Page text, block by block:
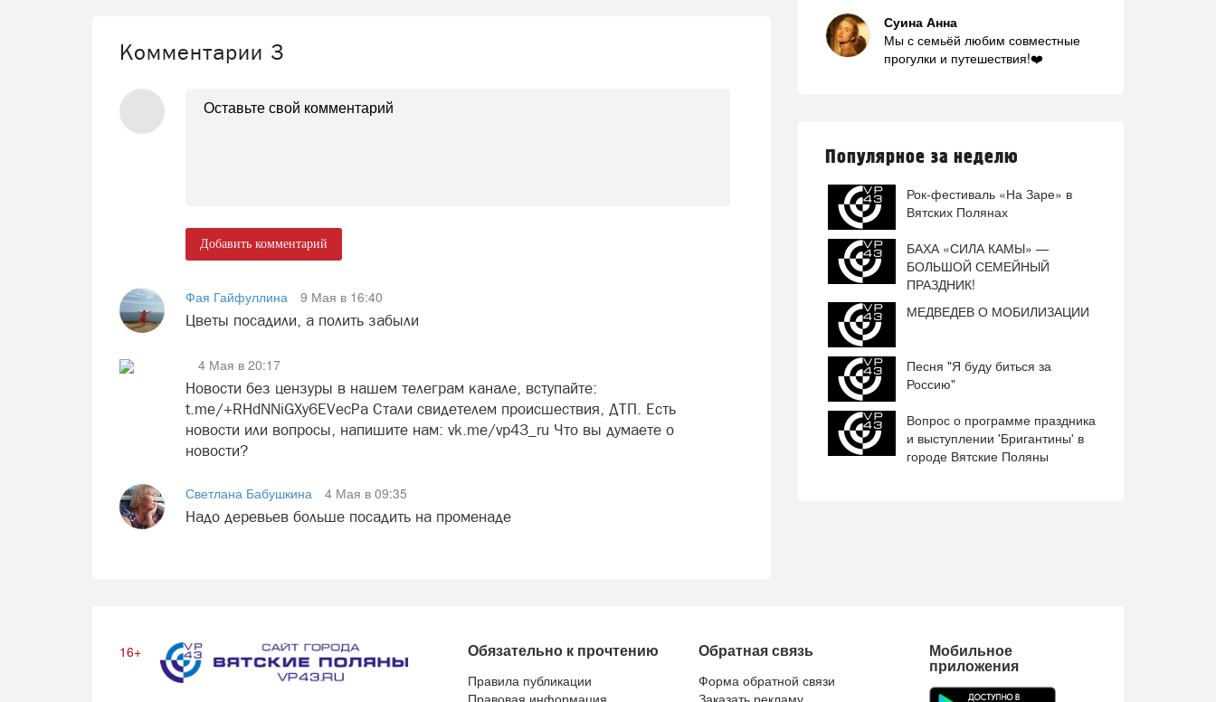
Комментарии 3
Добавить комментарий
Фая Гайфуллина
9 Мая в 16:40
Цветы посадили, а полить забыли
4 Мая в 20:17
Новости без цензуры в нашем телеграм канале, вступайте:
t.me/+RHdNNiGXy6EVecPa Стали свидетелем происшествия, ДТП. Есть
новости или вопросы, напишите нам: vk.me/vp43_ru Что вы думаете о
новости?
Светлана Бабушкина
4 Мая в 09:35
Надо деревьев больше посадить на променаде
Суина Анна
Мы с семьёй любим совместные
прогулки и путешествия!❤️
Популярное за неделю
Рок-фестиваль «На Заре» в
Вятских Полянах
БАХА «СИЛА КАМЫ» —
БОЛЬШОЙ СЕМЕЙНЫЙ
ПРАЗДНИК!
МЕДВЕДЕВ О МОБИЛИЗАЦИИ
Песня "Я буду биться за
Россию"
Вопрос о программе праздника
и выступлении 'Бригантины' в
городе Вятские Поляны
16+ Обязательно к прочтению
Правила публикации
Правовая информация
Обратная связь
Форма обратной связи
Заказать рекламу
Мобильное
приложения